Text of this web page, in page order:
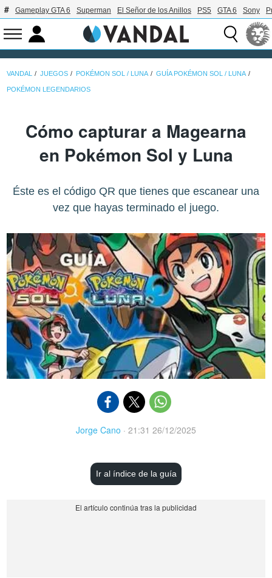
Gameplay GTA 6 Superman El Señor de los Anillos PS5 GTA 6 Sony
VANDAL JUEGOS POKÉMON SOL / LUNA GUÍA POKÉMON SOL / LUNA
POKÉMON LEGENDARIOS
Cómo capturar a Magearna
en Pokémon Sol y Luna
Éste es el código QR que tienes que escanear una
vez que hayas terminado el juego.
Jorge Cano · 21:31 26/12/2025
Ir al índice de la guía